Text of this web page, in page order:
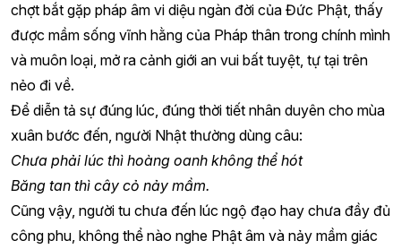
chợt bắt gặp pháp âm vi diệu ngàn đời của Đức Phật, thấy
được mầm sống vĩnh hằng của Pháp thân trong chính mình
và muôn loại, mở ra cảnh giới an vui bất tuyệt, tự tại trên
nẻo đi về.
Để diễn tả sự đúng lúc, đúng thời tiết nhân duyên cho mùa
xuân bước đến, người Nhật thường dùng câu:
Chưa phải lúc thì hoàng oanh không thể hót
Băng tan thì cây cỏ nảy mầm.
Cũng vậy, người tu chưa đến lúc ngộ đạo hay chưa đầy đủ
công phu, không thể nào nghe Phật âm và nảy mầm giác